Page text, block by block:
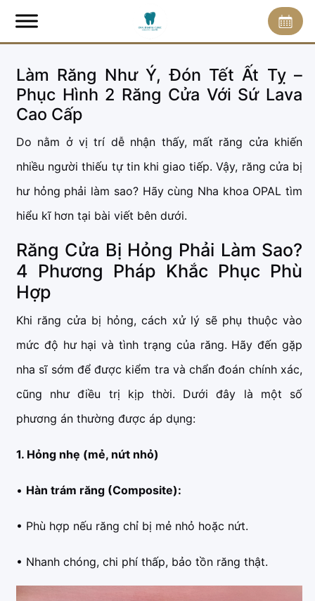
Làm Răng Như Ý, Đón Tết Ất Tỵ –
Phục Hình 2 Răng Cửa Với Sứ Lava
Cao Cấp
Do nằm ở vị trí dễ nhận thấy, mất răng cửa khiến
nhiều người thiếu tự tin khi giao tiếp. Vậy, răng cửa bị
hư hỏng phải làm sao? Hãy cùng Nha khoa OPAL tìm
hiểu kĩ hơn tại bài viết bên dưới.
Răng Cửa Bị Hỏng Phải Làm Sao?
4 Phương Pháp Khắc Phục Phù
Hợp
Khi răng cửa bị hỏng, cách xử lý sẽ phụ thuộc vào
mức độ hư hại và tình trạng của răng. Hãy đến gặp
nha sĩ sớm để được kiểm tra và chẩn đoán chính xác,
cũng như điều trị kịp thời. Dưới đây là một số
phương án thường được áp dụng:
1. Hỏng nhẹ (mẻ, nứt nhỏ)
• Hàn trám răng (Composite):
• Phù hợp nếu răng chỉ bị mẻ nhỏ hoặc nứt.
• Nhanh chóng, chi phí thấp, bảo tồn răng thật.